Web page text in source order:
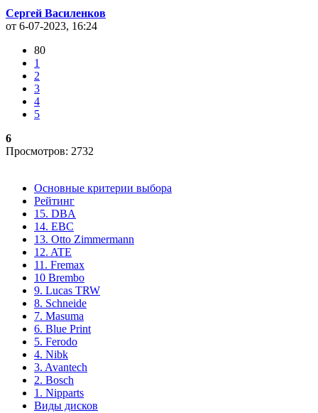
Сергей Василенков
от 6-07-2023, 16:24
80
1
2
3
4
5
6
Просмотров: 2732
Основные критерии выбора
Рейтинг
15. DBA
14. EBC
13. Otto Zimmermann
12. ATE
11. Fremax
10 Brembo
9. Lucas TRW
8. Schneide
7. Masuma
6. Blue Print
5. Ferodo
4. Nibk
3. Avantech
2. Bosch
1. Nipparts
Виды дисков